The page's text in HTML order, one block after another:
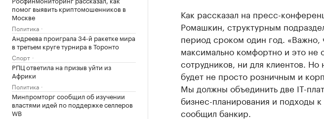
помог выявить криптомошенников в
Москве
Политика
Андреева проиграла 34-й ракетке мира
в третьем круге турнира в Торонто
Спорт
РПЦ ответила на призыв уйти из
Африки
Политика
Минпромторг сообщил об изучении
властями идей по поддержке селлеров
WB
Как рассказал на пресс-
Ромашкин, структурным
период сроком один год.
максимально комфортно и это не
сотрудников, ни для клиентов.
будет не просто розничным и
Мы должны объединить две IT-
бизнес-планирования и подходы
сообщил банкир.